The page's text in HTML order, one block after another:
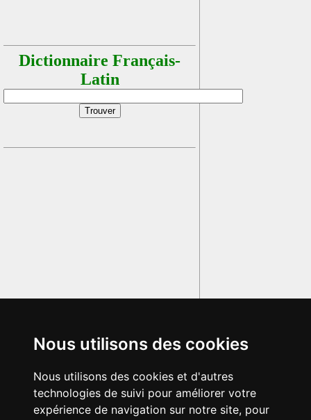
Nous utilisons des cookies
Nous utilisons des cookies et d'autres
technologies de suivi pour améliorer votre
expérience de navigation sur notre site, pour
Dictionnaire Français-
Latin